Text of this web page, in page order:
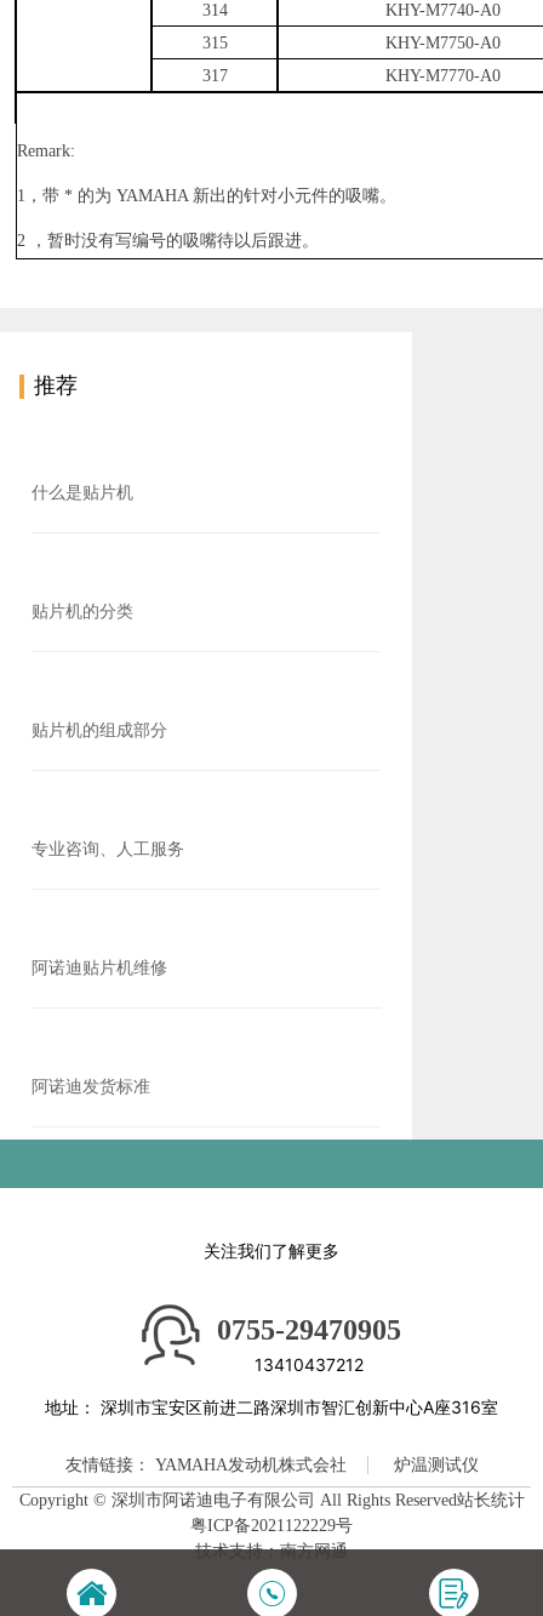
314
KHY-M7740-A0
315
KHY-M7750-A0
317
KHY-M7770-A0
Remark:
1 ，带 * 的为 YAMAHA 新出的针对小元件的吸嘴。
2 ，暂时没有写编号的吸嘴待以后跟进。
推荐
什么是贴片机
贴片机的分类
贴片机的组成部分
专业咨询、人工服务
阿诺迪贴片机维修
阿诺迪发货标准
关注我们了解更多
0755-29470905
13410437212
地址： 深圳市宝安区前进二路深圳市智汇创新中心A座316室
友情链接： YAMAHA发动机株式会社
炉温测试仪
Copyright © 深圳市阿诺迪电子有限公司 All Rights Reserved站长统计
粤ICP备2021122229号
技术支持：南方网通